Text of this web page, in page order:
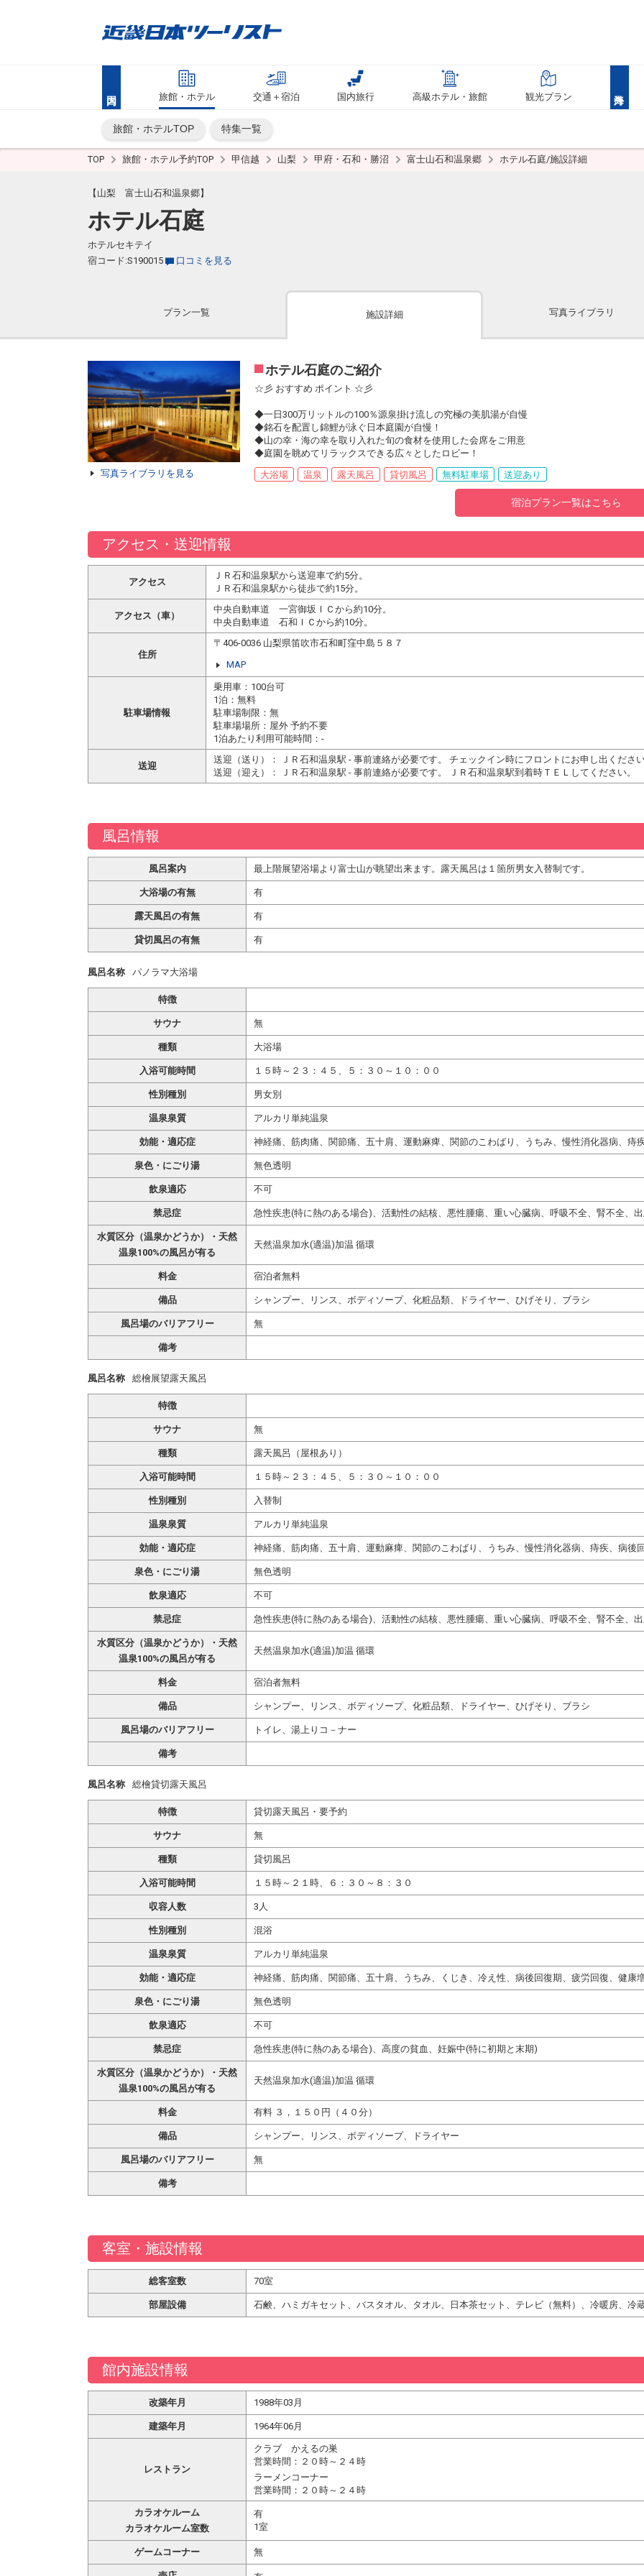
旅館・ホテル 交通＋宿泊 国内旅行 高級ホテル・旅館 観光プラン
旅館・ホテルTOP 特集一覧
TOP 旅館・ホテル予約TOP 甲信越 山梨 甲府・石和・勝沼 富士山石和温泉郷 ホテル石庭/施設詳細
【山梨 富士山石和温泉郷】
ホテル石庭
ホテルセキテイ
宿コード:S190015
口コミを見る
プラン一覧 施設詳細 写真ライブラリ
写真ライブラリを見る
ホテル石庭のご紹介
☆彡 おすすめ ポイント ☆彡
◆一日300万リットルの100％源泉掛け流しの究極の美肌湯が自慢
◆銘石を配置し錦鯉が泳ぐ日本庭園が自慢！
◆山の幸・海の幸を取り入れた旬の食材を使用した会席をご用意
◆庭園を眺めてリラックスできる広々としたロビー！
大浴場
温泉 露天風呂 貸切風呂 無料駐車場 送迎あり
宿泊プラン一覧はこちら
アクセス・送迎情報
アクセス
ＪＲ石和温泉駅から送迎車で約5分。
ＪＲ石和温泉駅から徒歩で約15分。
アクセス（車）
中央自動車道 一宮御坂ＩＣから約10分。
中央自動車道 石和ＩＣから約10分。
住所
〒406-0036 山梨県笛吹市石和町窪中島５８７
MAP
駐車場情報
乗用車：100台可
1泊：無料
駐車場制限：無
駐車場場所：屋外 予約不要
1泊あたり利用可能時間：-
送迎
送迎（送り）： ＪＲ石和温泉駅 - 事前連絡が必要です。 チェックイン時にフロントにお申し出くださ
送迎（迎え）： ＪＲ石和温泉駅 - 事前連絡が必要です。 ＪＲ石和温泉駅到着時ＴＥＬしてください。
風呂情報
風呂案内 最上階展望浴場より富士山が眺望出来ます。露天風呂は１箇所男女入替制です。
大浴場の有無 有
露天風呂の有無 有
貸切風呂の有無 有
風呂名称 パノラマ大浴場
特徴
サウナ 無
種類 大浴場
入浴可能時間 １５時～２３：４５、５：３０～１０：００
性別種別 男女別
温泉泉質 アルカリ単純温泉
効能・適応症 神経痛、筋肉痛、関節痛、五十肩、運動麻痺、関節のこわばり、うちみ、慢性消化器病、痔
泉色・にごり湯 無色透明
飲泉適応 不可
禁忌症 急性疾患(特に熱のある場合)、活動性の結核、悪性腫瘍、重い心臓病、呼吸不全、腎不全、
水質区分（温泉かどうか）・天然
温泉100%の風呂が有る
天然温泉加水(適温)加温 循環
料金 宿泊者無料
備品 シャンプー、リンス、ボディソープ、化粧品類、ドライヤー、ひげそり、ブラシ
風呂場のバリアフリー 無
備考
風呂名称 総檜展望露天風呂
特徴
サウナ 無
種類 露天風呂（屋根あり）
入浴可能時間 １５時～２３：４５、５：３０～１０：００
性別種別 入替制
温泉泉質 アルカリ単純温泉
効能・適応症 神経痛、筋肉痛、五十肩、運動麻痺、関節のこわばり、うちみ、慢性消化器病、痔疾、病後
泉色・にごり湯 無色透明
飲泉適応 不可
禁忌症 急性疾患(特に熱のある場合)、活動性の結核、悪性腫瘍、重い心臓病、呼吸不全、腎不全、
水質区分（温泉かどうか）・天然
温泉100%の風呂が有る
天然温泉加水(適温)加温 循環
料金 宿泊者無料
備品 シャンプー、リンス、ボディソープ、化粧品類、ドライヤー、ひげそり、ブラシ
風呂場のバリアフリー トイレ、湯上りコ－ナー
備考
風呂名称 総檜貸切露天風呂
特徴 貸切露天風呂・要予約
サウナ 無
種類 貸切風呂
入浴可能時間 １５時～２１時、６：３０～８：３０
収容人数 3人
性別種別 混浴
温泉泉質 アルカリ単純温泉
効能・適応症 神経痛、筋肉痛、関節痛、五十肩、うちみ、くじき、冷え性、病後回復期、疲労回復、健康
泉色・にごり湯 無色透明
飲泉適応 不可
禁忌症 急性疾患(特に熱のある場合)、高度の貧血、妊娠中(特に初期と末期)
水質区分（温泉かどうか）・天然
温泉100%の風呂が有る
天然温泉加水(適温)加温 循環
料金 有料 ３，１５０円（４０分）
備品 シャンプー、リンス、ボディソープ、ドライヤー
風呂場のバリアフリー 無
備考
客室・施設情報
総客室数 70室
部屋設備 石鹸、ハミガキセット、バスタオル、タオル、日本茶セット、テレビ（無料）、冷暖房、冷
館内施設情報
改築年月 1988年03月
建築年月 1964年06月
レストラン
クラブ かえるの巣
営業時間：２０時～２４時
ラーメンコーナー
営業時間：２０時～２４時
カラオケルーム
カラオケルーム室数
有
1室
ゲームコーナー 無